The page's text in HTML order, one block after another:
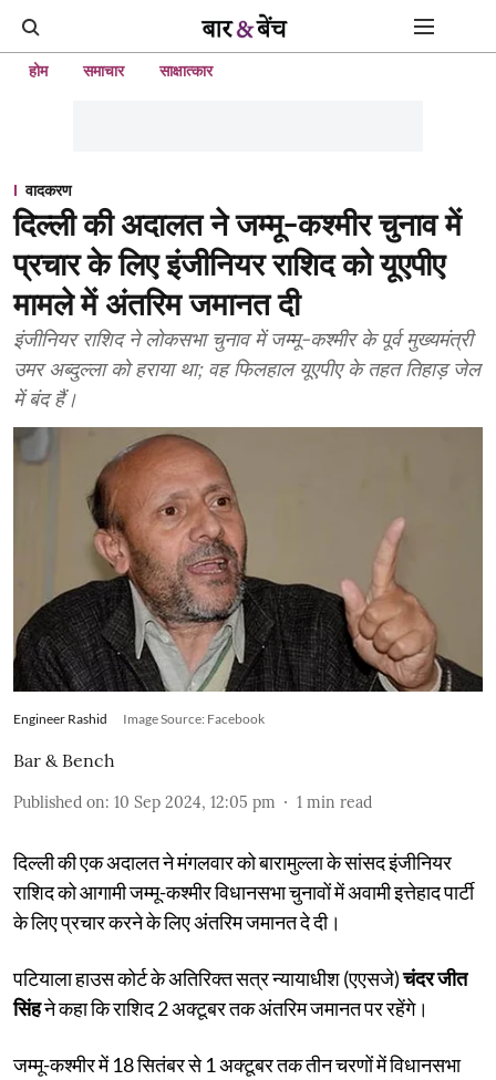
होम समाचार साक्षात्कार
वादकरण
दिल्ली की अदालत ने जम्मू-कश्मीर चुनाव में
प्रचार के लिए इंजीनियर राशिद को यूएपीए
मामले में अंतरिम जमानत दी
इंजीनियर राशिद ने लोकसभा चुनाव में जम्मू-कश्मीर के पूर्व मुख्यमंत्री
उमर अब्दुल्ला को हराया था; वह फिलहाल यूएपीए के तहत तिहाड़ जेल
में बंद हैं।
Engineer Rashid Image Source: Facebook
Bar & Bench
Published on: 10 Sep 2024, 12:05 pm 1 min read
दिल्ली की एक अदालत ने मंगलवार को बारामुल्ला के सांसद इंजीनियर
राशिद को आगामी जम्मू-कश्मीर विधानसभा चुनावों में अवामी इत्तेहाद पार्टी
के लिए प्रचार करने के लिए अंतरिम जमानत दे दी।
पटियाला हाउस कोर्ट के अतिरिक्त सत्र न्यायाधीश (एएसजे)चंदर जीत
सिंहने कहा कि राशिद 2 अक्टूबर तक अंतरिम जमानत पर रहेंगे।
जम्मू-कश्मीर में 18 सितंबर से 1 अक्टूबर तक तीन चरणों में विधानसभा